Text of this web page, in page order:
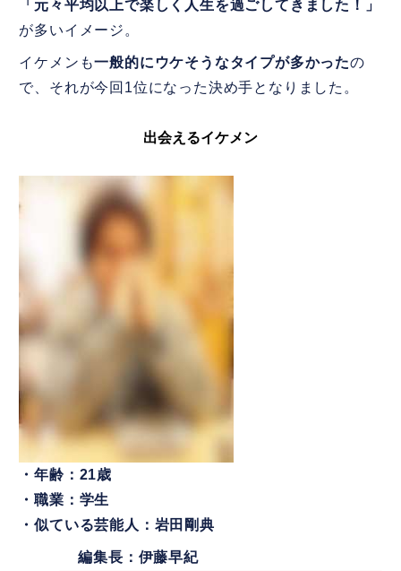
「元々平均以上で楽しく人生を過ごしてきました！」
が多いイメージ。
イケメンも一般的にウケそうなタイプが多かったの
で、それが今回1位になった決め手となりました。
出会えるイケメン
・年齢：21歳
・職業：学生
・似ている芸能人：岩田剛典
編集長：伊藤早紀